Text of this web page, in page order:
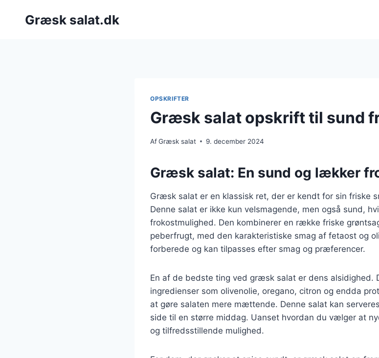
Græsk salat.dk
OPSKRIFTER
Græsk salat opskrift til sund
AfGræsk salat 9. december 2024
Græsk salat: En sund og lækker
Græsk salat er en klassisk ret, der er kendt for sin friske
Denne salat er ikke kun velsmagende, men også sund,
frokostmulighed. Den kombinerer en række friske
peberfrugt, med den karakteristiske smag af fetaost og
forberede og kan tilpasses efter smag og præferencer.
En af de bedste ting ved græsk salat er dens alsidighed.
ingredienser som olivenolie, oregano, citron og endda
at gøre salaten mere mættende. Denne salat kan
side til en større middag. Uanset hvordan du vælger at
og tilfredsstillende mulighed.